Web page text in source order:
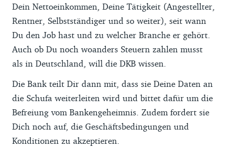
Dein Nettoeinkommen, Deine Tätigkeit (Angestellter,
Rentner, Selbstständiger und so weiter), seit wann
Du den Job hast und zu welcher Branche er gehört.
Auch ob Du noch woanders Steuern zahlen musst
als in Deutschland, will die DKB wissen.
Die Bank teilt Dir dann mit, dass sie Deine Daten an
die Schufa weiterleiten wird und bittet dafür um die
Befreiung vom Bankengeheimnis. Zudem fordert sie
Dich noch auf, die Geschäftsbedingungen und
Konditionen zu akzeptieren.